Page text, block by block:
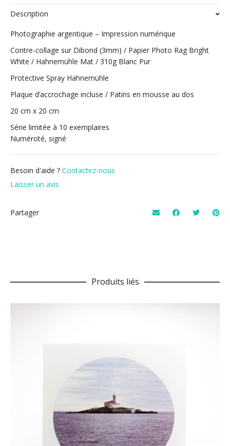
Description
Photographie argentique – Impression numérique
Contre-collage sur Dibond (3mm) / Papier Photo Rag Bright
White / Hahnemühle Mat / 310g Blanc Pur
Protective Spray Hahnemühle
Plaque d’accrochage incluse / Patins en mousse au dos
20 cm x 20 cm
Série limitée à 10 exemplaires
Numéroté, signé
Besoin d'aide ? Contactez-nous
Laisser un avis
Partager
Produits liés